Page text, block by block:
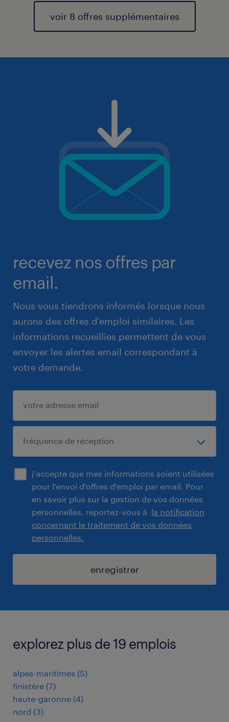
voir 8 offres supplémentaires
recevez nos offres par
email.
Nous vous tiendrons informés lorsque nous
aurons des offres d'emploi similaires. Les
informations recueillies permettent de vous
envoyer les alertes email correspondant à
votre demande.
j'accepte que mes informations soient utilisées
pour l'envoi d'offres d'emploi par email. Pour
en savoir plus sur la gestion de vos données
personnelles, reportez-vous à la notification
concernant le traitement de vos données
personnelles.
enregistrer
explorez plus de 19 emplois
alpes-maritimes (5)
finistère (7)
haute-garonne (4)
nord (3)